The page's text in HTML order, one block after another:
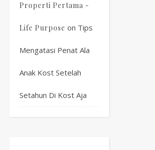
Properti Pertama -
Life Purpose on Tips
Mengatasi Penat Ala
Anak Kost Setelah
Setahun Di Kost Aja